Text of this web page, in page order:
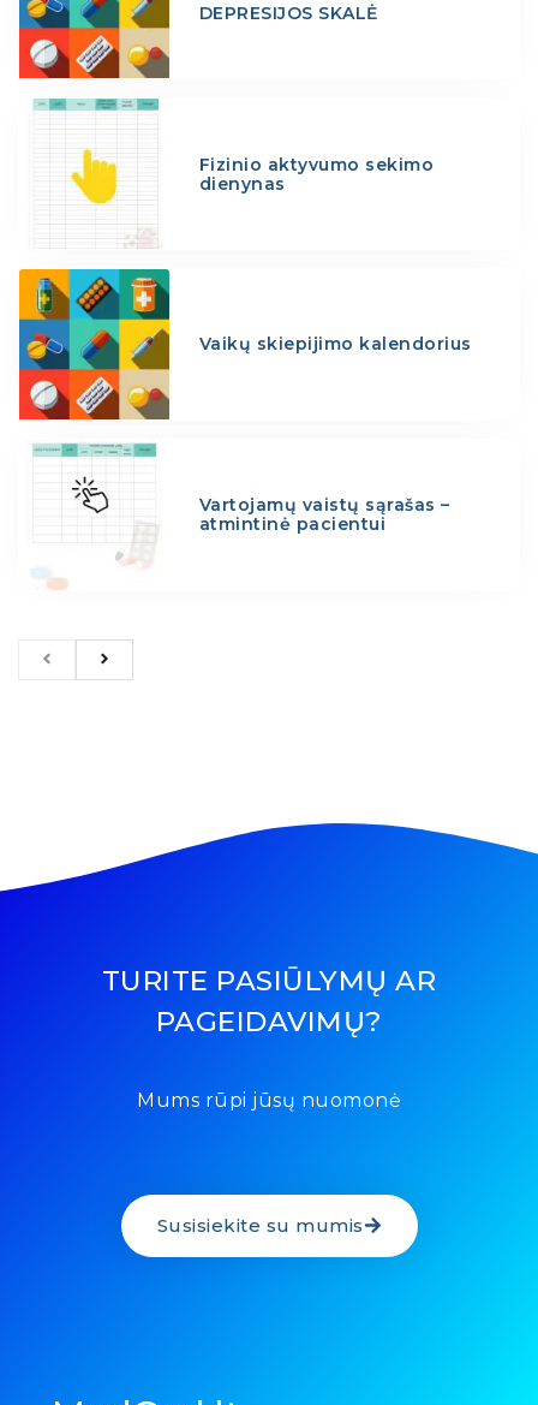
DEPRESIJOS SKALĖ
Fizinio aktyvumo sekimo
dienynas
Vaikų skiepijimo kalendorius
Vartojamų vaistų sąrašas –
atmintinė pacientui
TURITE PASIŪLYMŲ AR
PAGEIDAVIMŲ?
Mums rūpi jūsų nuomonė
Susisiekite su mumis